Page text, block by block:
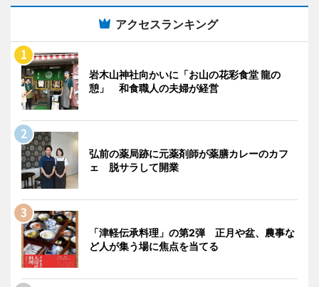
アクセスランキング
岩木山神社向かいに「お山の花彩食堂 龍の
憩」 和食職人の夫婦が経営
弘前の薬局跡に元薬剤師が薬膳カレーのカフ
ェ 脱サラして開業
「津軽伝承料理」の第2弾 正月や盆、農事な
ど人が集う場に焦点を当てる